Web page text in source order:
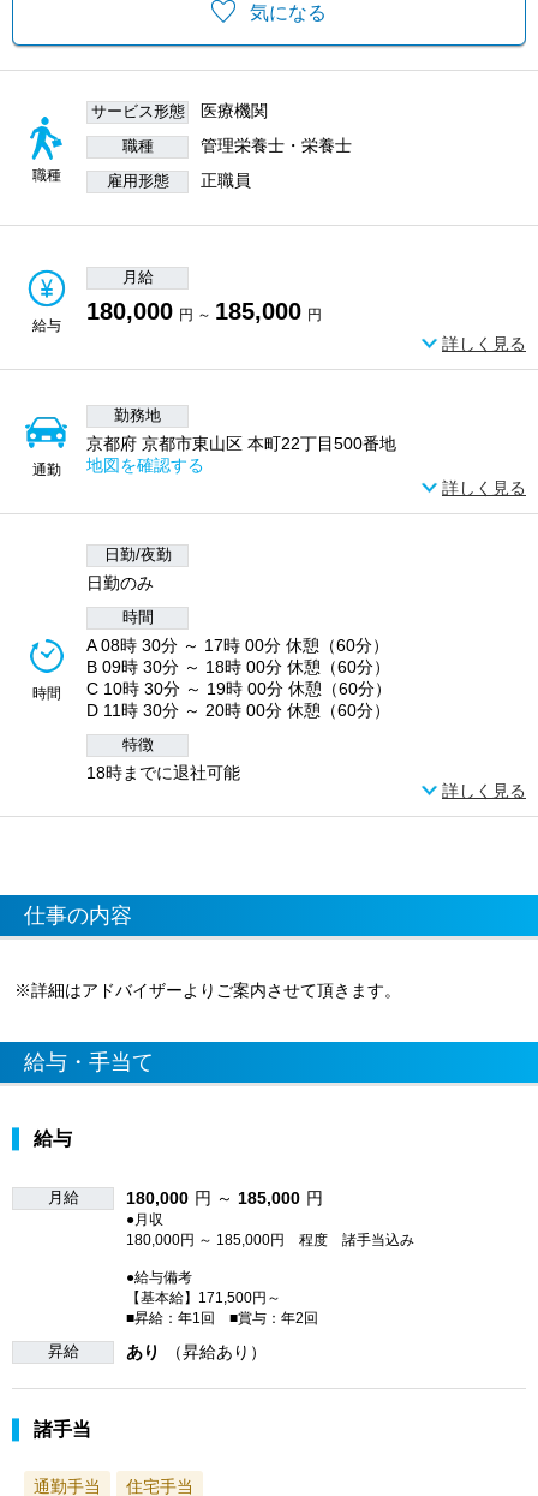
気になる
職種
サービス形態 医療機関
職種 管理栄養士・栄養士
雇用形態 正職員
給与
月給
180,000 円 ～ 185,000 円
詳しく見る
通勤
勤務地
京都府 京都市東山区 本町22丁目500番地
地図を確認する
詳しく見る
時間
日勤/夜勤
日勤のみ
時間
A 08時 30分 ～ 17時 00分 休憩（60分）
B 09時 30分 ～ 18時 00分 休憩（60分）
C 10時 30分 ～ 19時 00分 休憩（60分）
D 11時 30分 ～ 20時 00分 休憩（60分）
特徴
18時までに退社可能
詳しく見る
仕事の内容
※詳細はアドバイザーよりご案内させて頂きます。
給与・手当て
給与
月給 180,000 円 ～ 185,000 円
●月収
180,000円 ～ 185,000円 程度 諸手当込み
●給与備考
【基本給】171,500円～
■昇給：年1回 ■賞与：年2回
昇給 あり （昇給あり）
諸手当
通勤手当 住宅手当